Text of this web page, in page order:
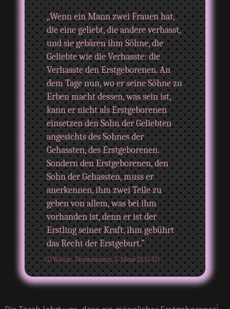
„Wenn ein Mann zwei Frauen hat,
die eine geliebt, die andere verhasst,
und sie gebären ihm Söhne, die
Geliebte wie die Verhasste: die
Verhasste den Erstgeborenen. An
dem Tage nun, wo er seine Söhne zu
Erben macht dessen, was sein ist,
kann er nicht als Erstgeborenen
einsetzen den Sohn der Geliebten
angesichts des Sohnes der
Gehassten, des Erstgeborenen.
Sondern den Erstgeborenen, den
Sohn der Gehassten, muss er
anerkennen, ihm zwei Teile zu
geben von allem, was bei ihm
vorhanden ist, denn er ist der
Erstling seiner Kraft, ihm gebührt
das Recht der Erstgeburt.”
(D’Warim, Deuteronomy, 5. Mose 21,15-17)
1